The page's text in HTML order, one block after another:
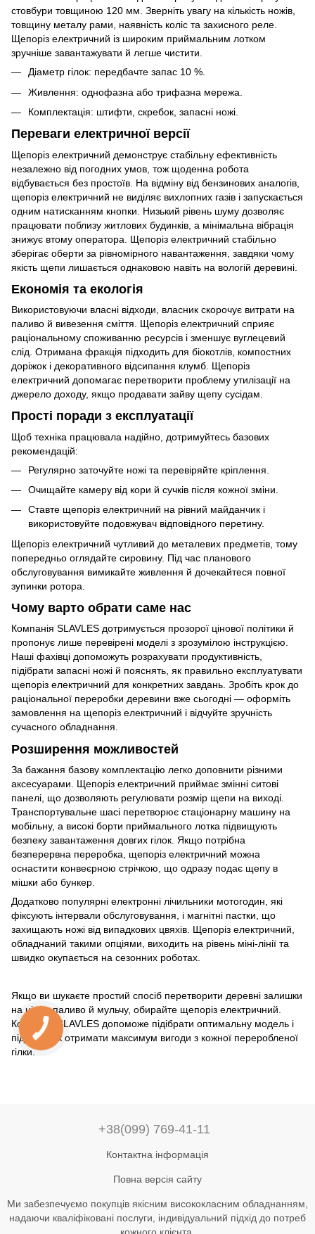
стовбури товщиною 120 мм. Зверніть увагу на кількість ножів,
товщину металу рами, наявність коліс та захисного реле.
Щепоріз електричний із широким приймальним лотком
зручніше завантажувати й легше чистити.
Діаметр гілок: передбачте запас 10 %.
Живлення: однофазна або трифазна мережа.
Комплектація: штифти, скребок, запасні ножі.
Переваги електричної версії
Щепоріз електричний демонструє стабільну ефективність
незалежно від погодних умов, тож щоденна робота
відбувається без простоїв. На відміну від бензинових аналогів,
щепоріз електричний не виділяє вихлопних газів і запускається
одним натисканням кнопки. Низький рівень шуму дозволяє
працювати поблизу житлових будинків, а мінімальна вібрація
знижує втому оператора. Щепоріз електричний стабільно
зберігає оберти за рівномірного навантаження, завдяки чому
якість щепи лишається однаковою навіть на вологій деревині.
Економія та екологія
Використовуючи власні відходи, власник скорочує витрати на
паливо й вивезення сміття. Щепоріз електричний сприяє
раціональному споживанню ресурсів і зменшує вуглецевий
слід. Отримана фракція підходить для біокотлів, компостних
доріжок і декоративного відсипання клумб. Щепоріз
електричний допомагає перетворити проблему утилізації на
джерело доходу, якщо продавати зайву щепу сусідам.
Прості поради з експлуатації
Щоб техніка працювала надійно, дотримуйтесь базових
рекомендацій:
Регулярно заточуйте ножі та перевіряйте кріплення.
Очищайте камеру від кори й сучків після кожної зміни.
Ставте щепоріз електричний на рівний майданчик і
використовуйте подовжувач відповідного перетину.
Щепоріз електричний чутливий до металевих предметів, тому
попередньо оглядайте сировину. Під час планового
обслуговування вимикайте живлення й дочекайтеся повної
зупинки ротора.
Чому варто обрати саме нас
Компанія SLAVLES️ дотримується прозорої цінової політики й
пропонує лише перевірені моделі з зрозумілою інструкцією.
Наші фахівці допоможуть розрахувати продуктивність,
підібрати запасні ножі й пояснять, як правильно експлуатувати
щепоріз електричний для конкретних завдань. Зробіть крок до
раціональної переробки деревини вже сьогодні — оформіть
замовлення на щепоріз електричний і відчуйте зручність
сучасного обладнання.
Розширення можливостей
За бажання базову комплектацію легко доповнити різними
аксесуарами. Щепоріз електричний приймає змінні ситові
панелі, що дозволяють регулювати розмір щепи на виході.
Транспортувальне шасі перетворює стаціонарну машину на
мобільну, а високі борти приймального лотка підвищують
безпеку завантаження довгих гілок. Якщо потрібна
безперервна переробка, щепоріз електричний можна
оснастити конвеєрною стрічкою, що одразу подає щепу в
мішки або бункер.
Додатково популярні електронні лічильники мотогодин, які
фіксують інтервали обслуговування, і магнітні пастки, що
захищають ножі від випадкових цвяхів. Щепоріз електричний,
обладнаний такими опціями, виходить на рівень міні-лінії та
швидко окупається на сезонних роботах.
Якщо ви шукаєте простий спосіб перетворити деревні залишки
на цінне паливо й мульчу, обирайте щепоріз електричний.
Компанія SLAVLES️ допоможе підібрати оптимальну модель і
підкаже, як отримати максимум вигоди з кожної переробленої
гілки.
+38(099) 769-41-11
Контактна інформація
Повна версія сайту
Ми забезпечуємо покупців якісним висококласним обладнанням,
надаючи кваліфіковані послуги, індивідуальний підхід до потреб